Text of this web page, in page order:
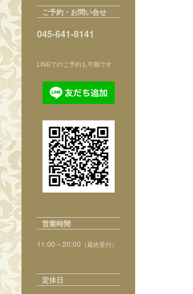
ご予約・お問い合せ
045-641-8141
LINEでのご予約も可能です
営業時間
11:00～20:00 （最終受付）
定休日